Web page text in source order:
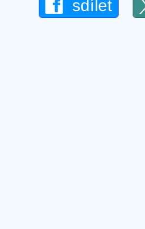
sdílet